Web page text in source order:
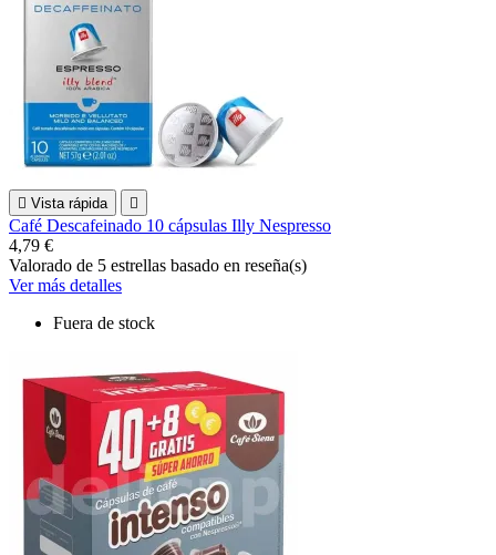
 Vista rápida 
Café Descafeinado 10 cápsulas Illy Nespresso
4,79 €
Valorado de 5 estrellas basado en reseña(s)
Ver más detalles
Fuera de stock